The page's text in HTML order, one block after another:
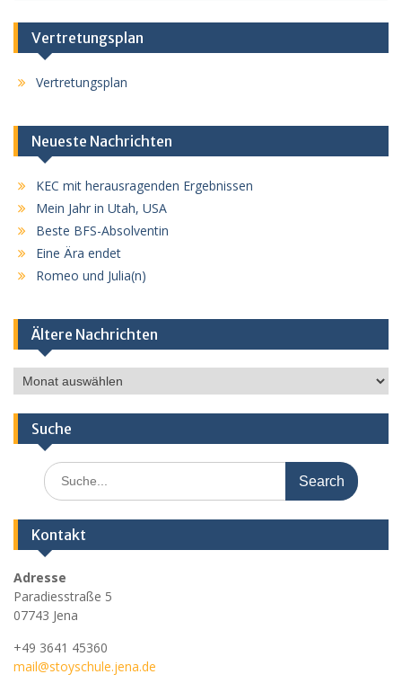
Vertretungsplan
Vertretungsplan
Neueste Nachrichten
KEC mit herausragenden Ergebnissen
Mein Jahr in Utah, USA
Beste BFS-Absolventin
Eine Ära endet
Romeo und Julia(n)
Ältere Nachrichten
Ältere
Nachrichten
Suche
Search
for:
Kontakt
Adresse
Paradiesstraße 5
07743 Jena
+49 3641 45360
mail@stoyschule.jena.de